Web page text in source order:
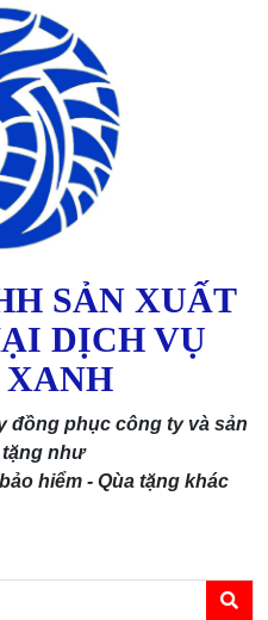
SẢN XUẤT
DỊCH VỤ
XANH
đồng phục công ty và sản
như
hiểm - Qùa tặng khác